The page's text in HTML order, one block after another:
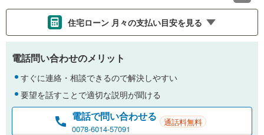
住宅ローン 月々の支払い目安を見る
支払いの目安をシミュレーションすることができます。
金利
0.01%
電話問い合わせのメリット
すぐに連絡・相談できるので解決しやすい
要望を話すことで適切な説明が聞ける
電話で問い合わせる
0078-6014-57091
通話料無料